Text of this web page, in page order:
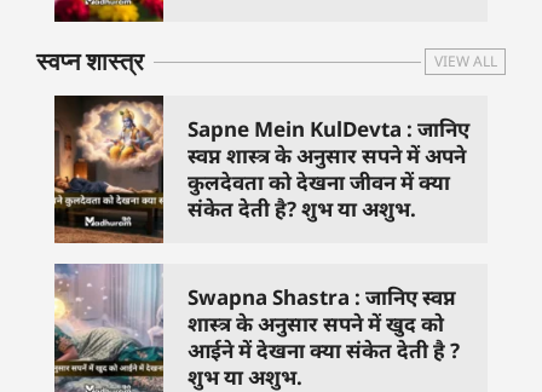
स्वप्न शास्त्र VIEW ALL
Sapne Mein KulDevta : जानिए
स्वप्न शास्त्र के अनुसार सपने में अपने
कुलदेवता को देखना जीवन में क्या
संकेत देती है? शुभ या अशुभ.
Swapna Shastra : जानिए स्वप्न
शास्त्र के अनुसार सपने में खुद को
आईने में देखना क्या संकेत देती है ?
शुभ या अशुभ.